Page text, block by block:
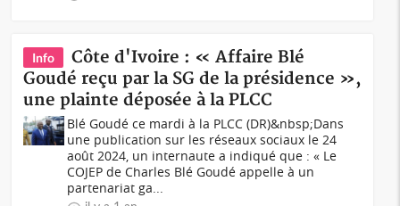
Info
Côte d'Ivoire : « Affaire Blé
Goudé reçu par la SG de la présidence »,
une plainte déposée à la PLCC
Blé Goudé ce mardi à la PLCC (DR)&nbsp;Dans
une publication sur les réseaux sociaux le 24
août 2024, un internaute a indiqué que : « Le
COJEP de Charles Blé Goudé appelle à un
partenariat ga...